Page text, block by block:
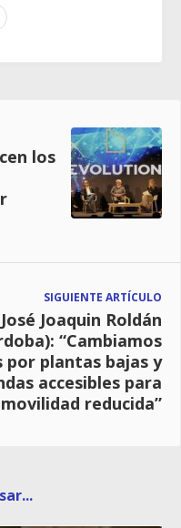
los
SIGUIENTE ARTÍCULO
José Joaquin Roldán
“Cambiamos
por plantas bajas y
accesibles para
reducida”